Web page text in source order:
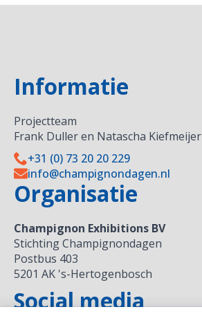
Informatie
Projectteam
Frank Duller en Natascha Kiefmeijer
+31 (0) 73 20 20 229
info@champignondagen.nl
Organisatie
Champignon Exhibitions BV
Stichting Champignondagen
Postbus 403
5201 AK 's-Hertogenbosch
Social media